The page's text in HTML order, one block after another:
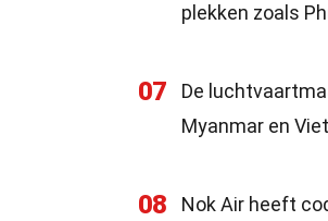
plekken zoals
07
De
Myanmar en
08
Nok Air heeft